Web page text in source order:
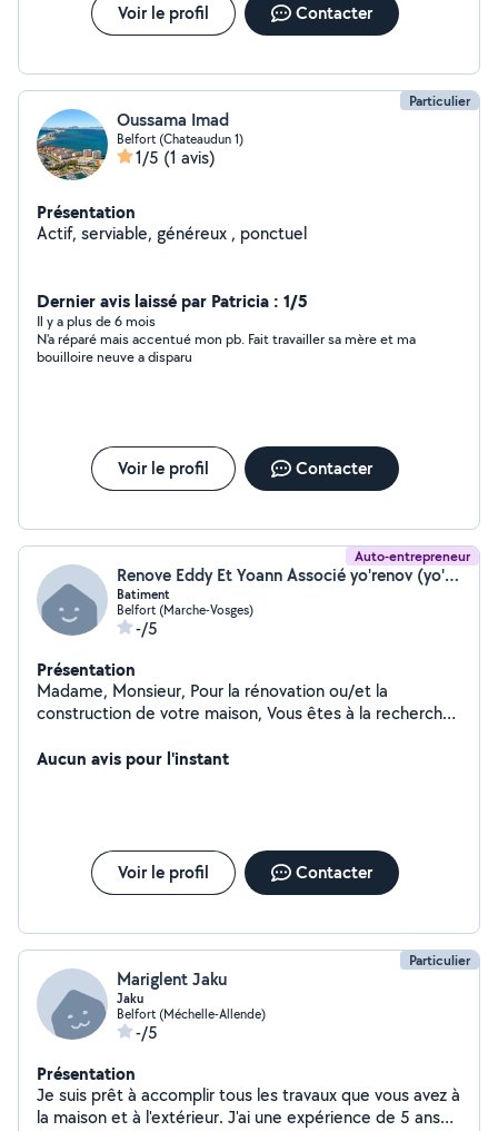
Voir le profil Contacter
Particulier
Oussama Imad
Belfort (Chateaudun 1)
1/5 (1 avis)
Présentation
Actif, serviable, généreux , ponctuel
Dernier avis laissé par Patricia : 1/5
Il y a plus de 6 mois
N'a réparé mais accentué mon pb. Fait travailler sa mère et ma
bouilloire neuve a disparu
Voir le profil Contacter
Auto-entrepreneur
Renove Eddy Et Yoann Associé yo'renov (yo'renov)
Batiment
Belfort (Marche-Vosges)
-/5
Présentation
Madame, Monsieur, Pour la rénovation ou/et la
construction de votre maison, Vous êtes à la recherche
pour concrétiser votre projet ; Alors l'entreprise Renov
maçonnerie,charpente zinguerie... À la recherche de
chantiers dans tout corp d'etat Nous restons à votre
écoute pour répondre à vos attentes. Organisés,
coordonnées pour tout renseignements éventuels et
restons à votre entière disponibilité pour y répondre.
Aucun avis pour l'instant
Voir le profil Contacter
Particulier
Mariglent Jaku
Jaku
Belfort (Méchelle-Allende)
-/5
Présentation
Je suis prêt à accomplir tous les travaux que vous avez à
la maison et à l'extérieur. J'ai une expérience de 5 ans